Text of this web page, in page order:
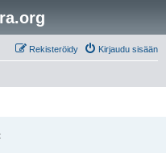
Kirjaudu sisään
Rekisteröidy